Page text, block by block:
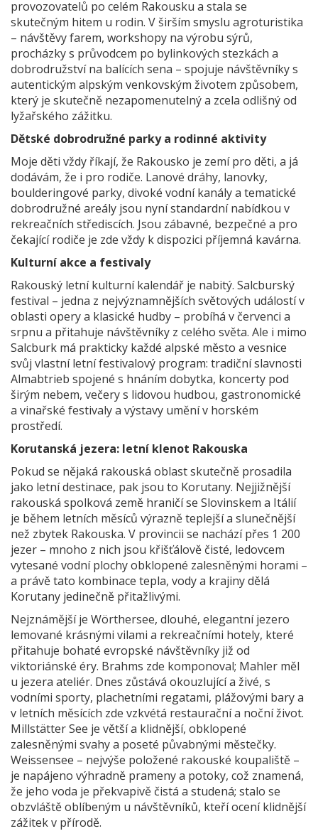
provozovatelů po celém Rakousku a stala se
skutečným hitem u rodin. V širším smyslu agroturistika
– návštěvy farem, workshopy na výrobu sýrů,
procházky s průvodcem po bylinkových stezkách a
dobrodružství na balících sena – spojuje návštěvníky s
autentickým alpským venkovským životem způsobem,
který je skutečně nezapomenutelný a zcela odlišný od
lyžařského zážitku.
Dětské dobrodružné parky a rodinné aktivity
Moje děti vždy říkají, že Rakousko je zemí pro děti, a já
dodávám, že i pro rodiče. Lanové dráhy, lanovky,
boulderingové parky, divoké vodní kanály a tematické
dobrodružné areály jsou nyní standardní nabídkou v
rekreačních střediscích. Jsou zábavné, bezpečné a pro
čekající rodiče je zde vždy k dispozici příjemná kavárna.
Kulturní akce a festivaly
Rakouský letní kulturní kalendář je nabitý. Salcburský
festival – jedna z nejvýznamnějších světových událostí v
oblasti opery a klasické hudby – probíhá v červenci a
srpnu a přitahuje návštěvníky z celého světa. Ale i mimo
Salcburk má prakticky každé alpské město a vesnice
svůj vlastní letní festivalový program: tradiční slavnosti
Almabtrieb spojené s hnáním dobytka, koncerty pod
širým nebem, večery s lidovou hudbou, gastronomické
a vinařské festivaly a výstavy umění v horském
prostředí.
Korutanská jezera: letní klenot Rakouska
Pokud se nějaká rakouská oblast skutečně prosadila
jako letní destinace, pak jsou to Korutany. Nejjižnější
rakouská spolková země hraničí se Slovinskem a Itálií
je během letních měsíců výrazně teplejší a slunečnější
než zbytek Rakouska. V provincii se nachází přes 1 200
jezer – mnoho z nich jsou křišťálově čisté, ledovcem
vytesané vodní plochy obklopené zalesněnými horami –
a právě tato kombinace tepla, vody a krajiny dělá
Korutany jedinečně přitažlivými.
Nejznámější je Wörthersee, dlouhé, elegantní jezero
lemované krásnými vilami a rekreačními hotely, které
přitahuje bohaté evropské návštěvníky již od
viktoriánské éry. Brahms zde komponoval; Mahler měl
u jezera ateliér. Dnes zůstává okouzlující a živé, s
vodními sporty, plachetními regatami, plážovými bary a
v letních měsících zde vzkvétá restaurační a noční život.
Millstätter See je větší a klidnější, obklopené
zalesněnými svahy a poseté půvabnými městečky.
Weissensee – nejvýše položené rakouské koupaliště –
je napájeno výhradně prameny a potoky, což znamená,
že jeho voda je překvapivě čistá a studená; stalo se
obzvláště oblíbeným u návštěvníků, kteří ocení klidnější
zážitek v přírodě.